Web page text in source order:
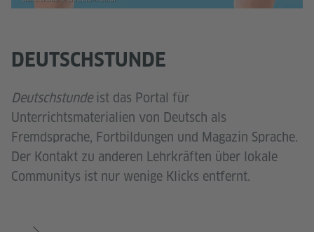
DEUTSCHSTUNDE
Deutschstundeist das Portal für
Unterrichtsmaterialien von Deutsch als
Fremdsprache, Fortbildungen und Magazin Sprache.
Der Kontakt zu anderen Lehrkräften über lokale
Communitys ist nur wenige Klicks entfernt.